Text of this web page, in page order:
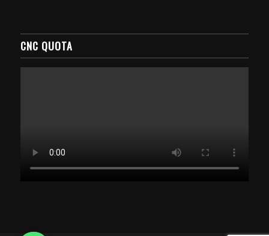
CNC QUOTA